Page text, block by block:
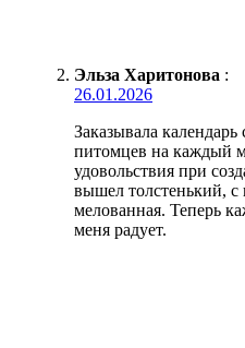
Эльза Харитонова :
26.01.2026
Заказывала
питомцев на каждый
удовольствия при
вышел толстенький,
мелованная. Теперь
меня радует.